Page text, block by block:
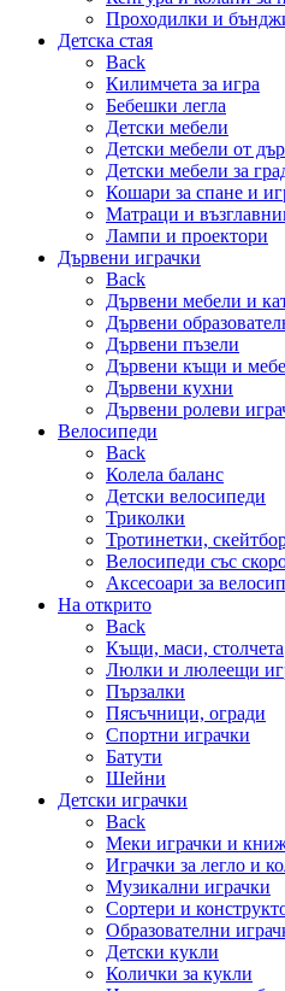
Проходилки и
Детска стая
Back
Килимчета за игра
Бебешки легла
Детски мебели
Детски мебели от
Детски мебели за
Кошари за спане и
Матраци и
Лампи и проектори
Дървени играчки
Back
Дървени мебели и
Дървени
Дървени пъзели
Дървени къщи и
Дървени кухни
Дървени ролеви
Велосипеди
Back
Колела баланс
Детски велосипеди
Триколки
Тротинетки,
Велосипеди със
Аксесоари за
На открито
Back
Къщи, маси, столчета
Люлки и люлеещи
Пързалки
Пясъчници, огради
Спортни играчки
Батути
Шейни
Детски играчки
Back
Меки играчки и
Играчки за легло и
Музикални играчки
Сортери и
Образователни
Детски кукли
Колички за кукли